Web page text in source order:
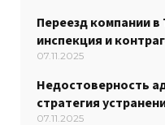
Переезд компании
инспекция и
07.11.2025
Недостоверность
стратегия
07.11.2025